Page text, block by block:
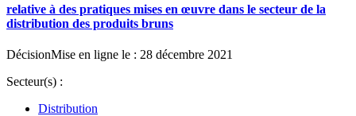
relative à des pratiques mises en œuvre dans le secteur de la
distribution des produits bruns
DécisionMise en ligne le : 28 décembre 2021
Secteur(s) :
Distribution